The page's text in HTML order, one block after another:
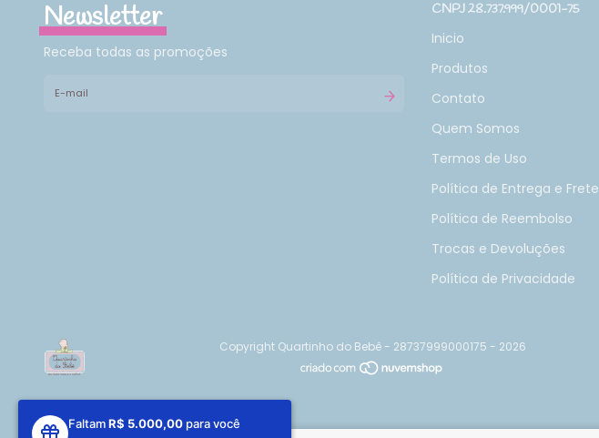
Newsletter
Receba todas as promoções
CNPJ 28.737.999/0001-75
Inicio
Produtos
Contato
Quem Somos
Termos de Uso
Política de Entrega e Frete
Política de Reembolso
Trocas e Devoluções
Política de Privacidade
Copyright Quartinho do Bebê - 28737999000175 - 2026
FaltamR$ 5.000,00 para você